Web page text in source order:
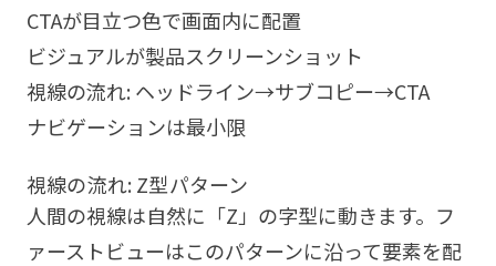
CTAが目立つ色で画面内に配置
ビジュアルが製品スクリーンショット
視線の流れ: ヘッドライン→サブコピー→CTA
ナビゲーションは最小限
視線の流れ: Z型パターン
人間の視線は自然に「Z」の字型に動きます。フ
ァーストビューはこのパターンに沿って要素を配